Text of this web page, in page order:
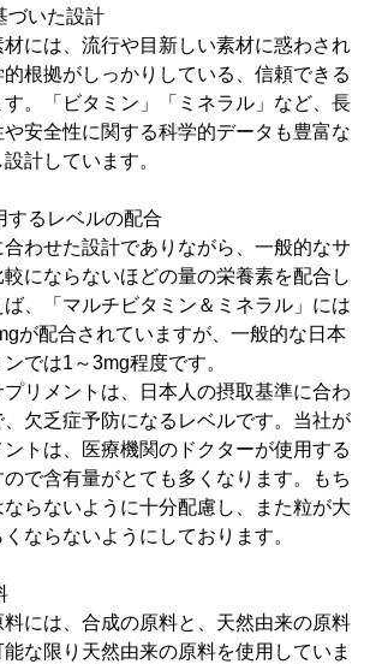
づいた設計
には、流行や目新しい素材に惑わされ
根拠がしっかりしている、信頼できる
。「ビタミン」「ミネラル」など、長
安全性に関する科学的データも豊富な
計しています。
するレベルの配合
合わせた設計でありながら、一般的なサ
にならないほどの量の栄養素を配合し
、「マルチビタミン＆ミネラル」には
が配合されていますが、一般的な日本
では1～3mg程度です。
リメントは、日本人の摂取基準に合わ
欠乏症予防になるレベルです。当社が
トは、医療機関のドクターが使用する
で含有量がとても多くなります。もち
らないように十分配慮し、また粒が大
ならないようにしております。
には、合成の原料と、天然由来の原料
な限り天然由来の原料を使用していま